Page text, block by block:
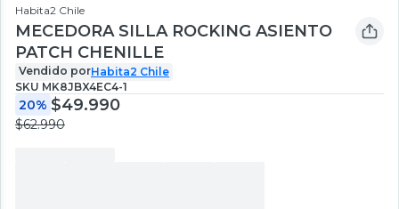
Habita2 Chile
MECEDORA SILLA ROCKING ASIENTO
PATCH CHENILLE
Vendido porHabita2 Chile
SKU MK8JBX4EC4-1
20% $49.990
$62.990